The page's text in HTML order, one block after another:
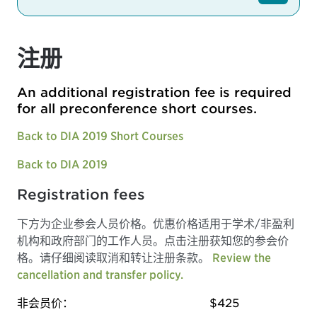
注册
An additional registration fee is required
for all preconference short courses.
Back to DIA 2019 Short Courses
Back to DIA 2019
Registration fees
下方为企业参会人员价格。优惠价格适用于学术/非盈利
机构和政府部门的工作人员。点击注册获知您的参会价
格。请仔细阅读取消和转让注册条款。 Review the
cancellation and transfer policy.
非会员价： $425